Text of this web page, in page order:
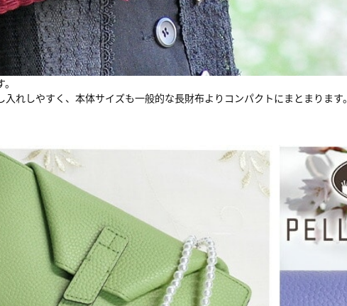
れしやすく、本体サイズも一般的な長財布よりコンパクトにまとまります。